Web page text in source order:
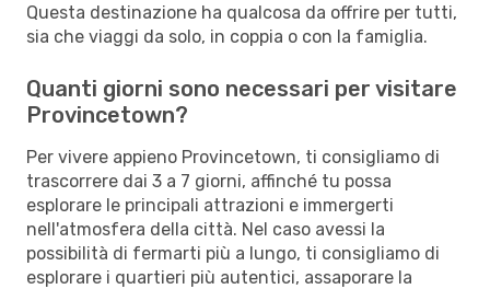
Questa destinazione ha qualcosa da offrire per tutti,
sia che viaggi da solo, in coppia o con la famiglia.
Quanti giorni sono necessari per visitare
Provincetown?
Per vivere appieno Provincetown, ti consigliamo di
trascorrere dai 3 a 7 giorni, affinché tu possa
esplorare le principali attrazioni e immergerti
nell'atmosfera della città. Nel caso avessi la
possibilità di fermarti più a lungo, ti consigliamo di
esplorare i quartieri più autentici, assaporare la